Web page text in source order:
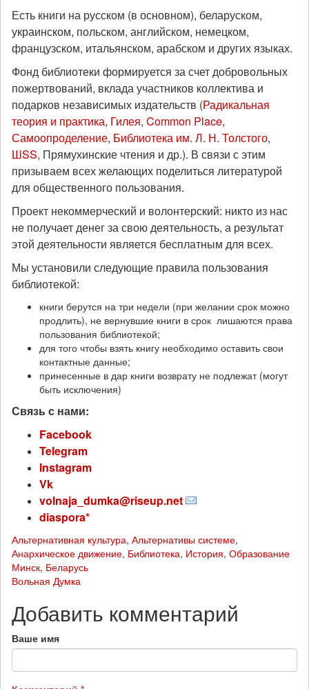
Есть книги на русском (в основном), беларуском,
украинском, польском, английском, немецком,
французском, итальянском, арабском и других языках.
Фонд библиотеки формируется за счет добровольных
пожертвований, вклада участников коллектива и
подарков независимых издательств (Радикальная
теория и практика, Гилея, Common Place,
Самоопроделение, Библиотека им. Л. Н. Толстого,
ШSS, Прямухинские чтения и др.). В связи с этим
призываем всех желающих поделиться литературой
для общественного пользования.
Проект некоммерческий и волонтерский: никто из нас
не получает денег за свою деятельность, а результат
этой деятельности является бесплатным для всех.
Мы установили следующие правила пользования
библиотекой:
книги берутся на три недели (при желании срок можно
продлить), не вернувшие книги в срок лишаются права
пользования библиотекой;
для того чтобы взять книгу необходимо оставить свои
контактные данные;
принесенные в дар книги возврату не подлежат (могут
быть исключения)
Связь с нами:
Facebook
Telegram
Instagram
Vk
volnaja_dumka@riseup.net
diaspora*
Альтернативная культура, Альтернативы системе,
Анархическое движение, Библиотека, История, Образование
Минск, Беларусь
Вольная Думка
Добавить комментарий
Ваше имя